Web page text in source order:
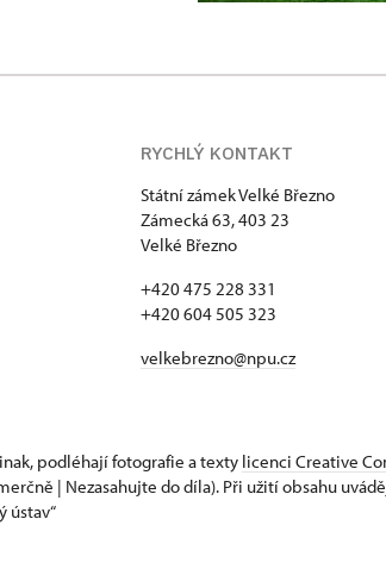
RYCHLÝ KONTAKT
Státní zámek Velké Březno
Zámecká 63, 403 23
Velké Březno
+420 475 228 331
+420 604 505 323
velkebrezno@npu.cz
podléhají fotografie a texty licenci Creative
| Nezasahujte do díla). Při užití obsahu
ústav“